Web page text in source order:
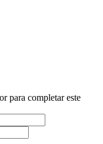
para completar este